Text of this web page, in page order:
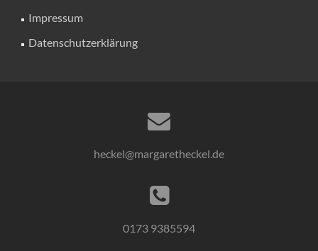
Impressum
Datenschutzerklärung
heckel@margaretheckel.de
0173 9385594